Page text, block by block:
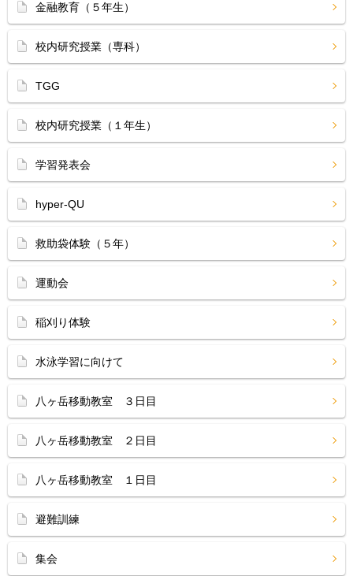
金融教育（５年生）
校内研究授業（専科）
TGG
校内研究授業（１年生）
学習発表会
hyper-QU
救助袋体験（５年）
運動会
稲刈り体験
水泳学習に向けて
八ヶ岳移動教室 ３日目
八ヶ岳移動教室 ２日目
八ヶ岳移動教室 １日目
避難訓練
集会